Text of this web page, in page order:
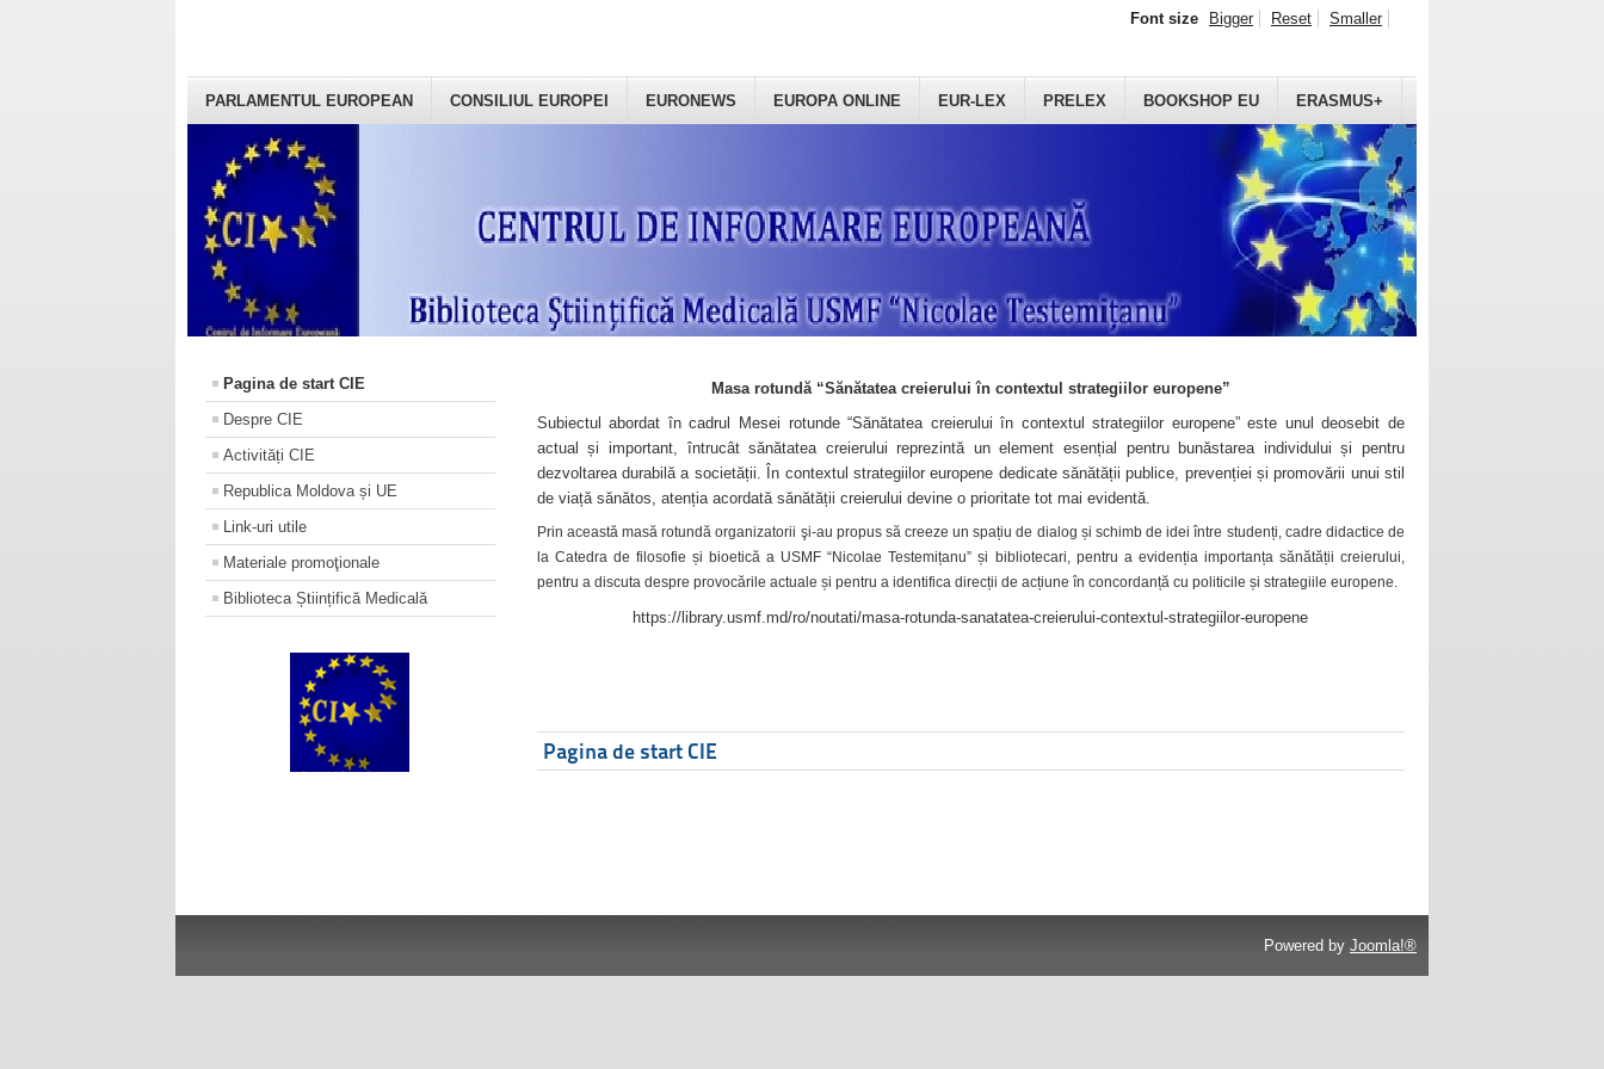
PARLAMENTUL EUROPEAN CONSILIUL EUROPEI EURONEWS EUROPA ONLINE EUR-LEX PRELEX BOOKSHOP EU ERASMUS+
Font size Bigger Reset Smaller
Pagina de start CIE
Despre CIE
Activități CIE
Republica Moldova și UE
Link-uri utile
Materiale promoţionale
Biblioteca Științifică Medicală
Masa rotundă “Sănătatea creierului în contextul strategiilor europene”
Subiectul abordat în cadrul Mesei rotunde “Sănătatea creierului în contextul strategiilor europene” este unul deosebit de
actual și important, întrucât sănătatea creierului reprezintă un element esențial pentru bunăstarea individului și pentru
dezvoltarea durabilă a societății. În contextul strategiilor europene dedicate sănătății publice, prevenției și promovării unui stil
de viață sănătos, atenția acordată sănătății creierului devine o prioritate tot mai evidentă.
Prin această masă rotundă organizatorii şi-au propus să creeze un spațiu de dialog și schimb de idei între studenți, cadre didactice de
la Catedra de filosofie și bioetică a USMF “Nicolae Testemițanu” și bibliotecari, pentru a evidenția importanța sănătății creierului,
pentru a discuta despre provocările actuale și pentru a identifica direcții de acțiune în concordanță cu politicile și strategiile europene.
https://library.usmf.md/ro/noutati/masa-rotunda-sanatatea-creierului-contextul-strategiilor-europene
Pagina de start CIE
Powered by Joomla!®